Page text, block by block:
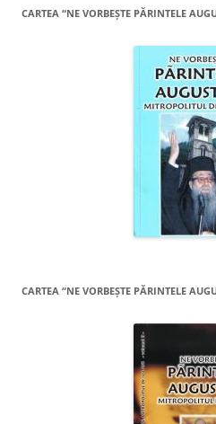
CARTEA “NE VORBEŞTE PĂRINTELE
CARTEA “NE VORBEŞTE PĂRINTELE